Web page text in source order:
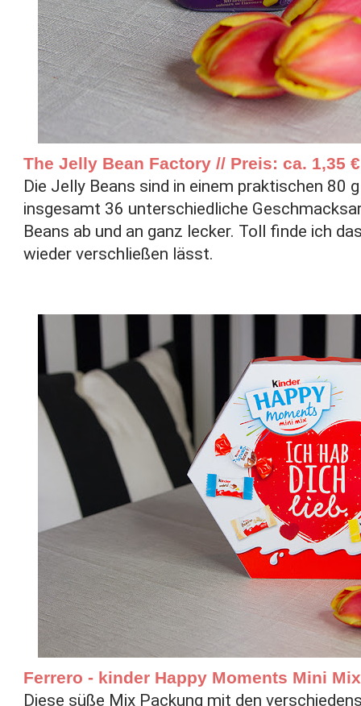
The Jelly Bean Factory // Preis: ca. 1,35 €
Die Jelly Beans sind in einem praktischen 80
insgesamt 36 unterschiedliche
Beans ab und an ganz lecker. Toll finde ich
wieder verschließen lässt.
Ferrero - kinder Happy Moments Mini
Diese süße Mix Packung mit den